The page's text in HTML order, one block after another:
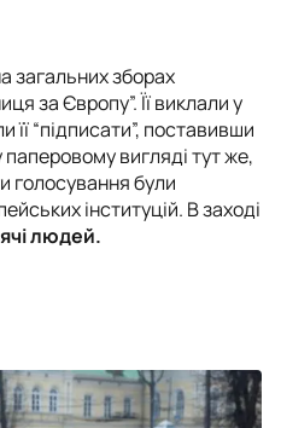
загальних зборах
за Європу”. Її виклали у
“підписати”, поставивши
вигляді тут же,
голосування були
інституцій. В заході
людей.